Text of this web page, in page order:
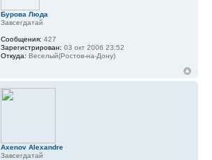
Бурова Люда
Завсегдатай
Сообщения: 427
Зарегистрирован: 03 окт 2006 23:52
Откуда: Веселый(Ростов-на-Дону)
Axenov Alexandre
Завсегдатай